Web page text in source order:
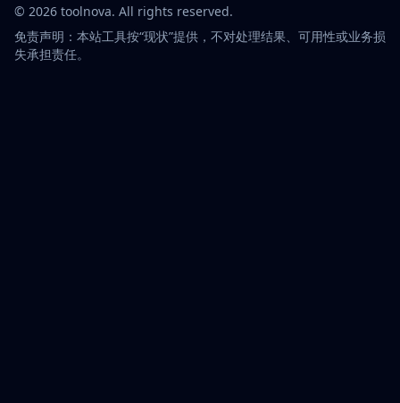
© 2026 toolnova. All rights reserved.
免责声明：本站工具按“现状”提供，不对处理结果、可用性或业务损
失承担责任。